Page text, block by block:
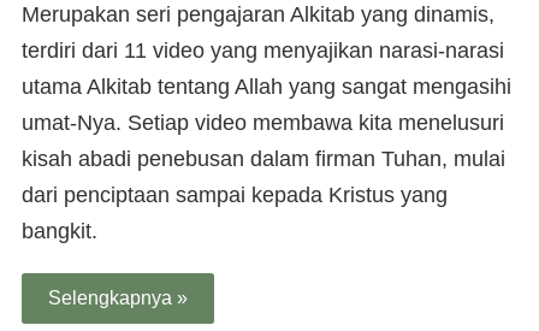
Merupakan seri pengajaran Alkitab yang dinamis,
terdiri dari 11 video yang menyajikan narasi-narasi
utama Alkitab tentang Allah yang sangat mengasihi
umat-Nya. Setiap video membawa kita menelusuri
kisah abadi penebusan dalam firman Tuhan, mulai
dari penciptaan sampai kepada Kristus yang
bangkit.
Selengkapnya »